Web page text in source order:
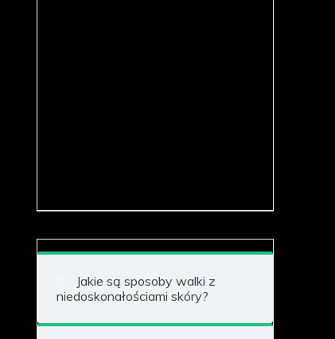
Jakie są sposoby walki z
niedoskonałościami skóry?